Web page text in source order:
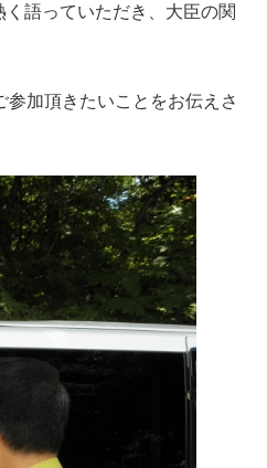
語っていただき、大臣の関
加頂きたいことをお伝えさ